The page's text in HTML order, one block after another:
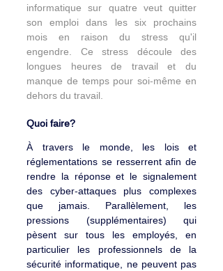
informatique sur quatre veut quitter
son emploi dans les six prochains
mois en raison du stress qu'il
engendre. Ce stress découle des
longues heures de travail et du
manque de temps pour soi-même en
dehors du travail.
Quoi faire?
À travers le monde, les lois et
réglementations se resserrent afin de
rendre la réponse et le signalement
des cyber-attaques plus complexes
que jamais. Parallèlement, les
pressions (supplémentaires) qui
pèsent sur tous les employés, en
particulier les professionnels de la
sécurité informatique, ne peuvent pas